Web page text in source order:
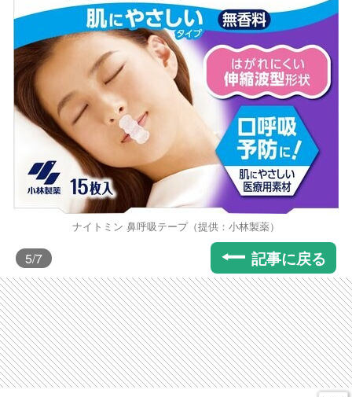
ナイトミン 鼻呼吸テープ（提供：小林製薬）
5/7 記事に戻る